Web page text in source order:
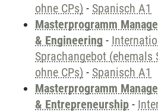
ohne CPs) - Spanisch A1
Masterprogramm
& Engineering -
Sprachangebot (ehemals
ohne CPs) - Spanisch A1
Masterprogramm
& Entrepreneurship -